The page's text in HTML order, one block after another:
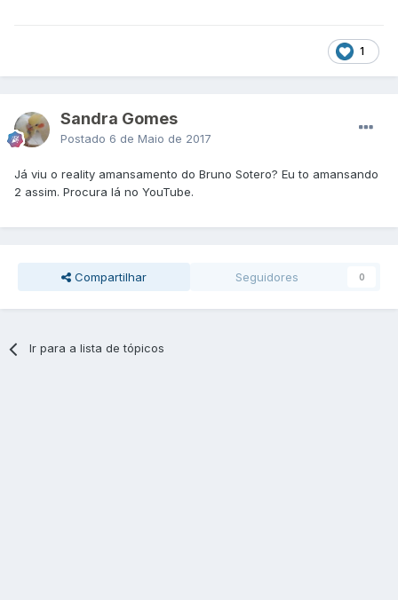
deixa eles soltos juntos? pode ser besteira minha mas como
chego da escola 23;00 , eu pego esse bravinho meu e fico
com ele assisto tento brinca e faço carinho e ele mudou
estão com sono e fica com ela para ver se ela vai
amansando , se der tbm pega ele deixa no seu ombro e
tenta pegar e fazer o mesmo com ela , tomara que dê tudo
1
Sandra Gomes
Postado 6 de Maio de 2017
Já viu o reality amansamento do Bruno Sotero? Eu to amansando
2 assim. Procura lá no YouTube.
Compartilhar Seguidores 0
Ir para a lista de tópicos